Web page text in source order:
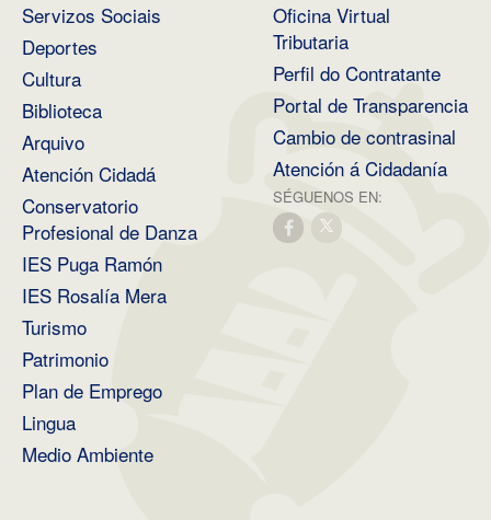
Servizos Sociais
Deportes
Cultura
Biblioteca
Arquivo
Atención Cidadá
Conservatorio
Profesional de Danza
IES Puga Ramón
IES Rosalía Mera
Turismo
Patrimonio
Plan de Emprego
Lingua
Medio Ambiente
Oficina Virtual
Tributaria
Perfil do Contratante
Portal de Transparencia
Cambio de contrasinal
Atención á Cidadanía
SÉGUENOS EN: